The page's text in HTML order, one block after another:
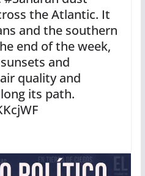
the Atlantic. It
and the southern
end of the week,
and
quality and
its path.